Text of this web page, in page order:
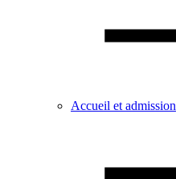
Accueil et admission